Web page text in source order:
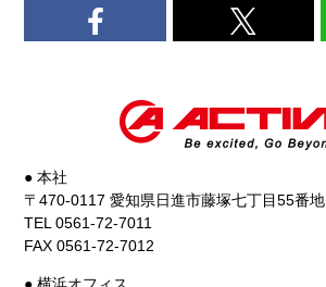
● 本社
〒470-0117 愛知県日進市藤塚七丁目55番地
TEL 0561-72-7011
FAX 0561-72-7012